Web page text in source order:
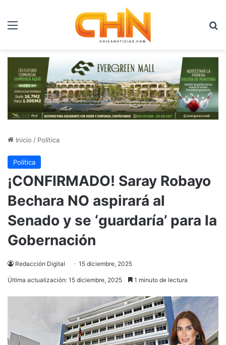
Menú
Inicio / Política
Política
¡CONFIRMADO! Saray Robayo
Bechara NO aspirará al
Senado y se ‘guardaría’ para la
Gobernación
Redacción Digital 15 diciembre, 2025
Última actualización: 15 diciembre, 2025 1 minuto de lectura